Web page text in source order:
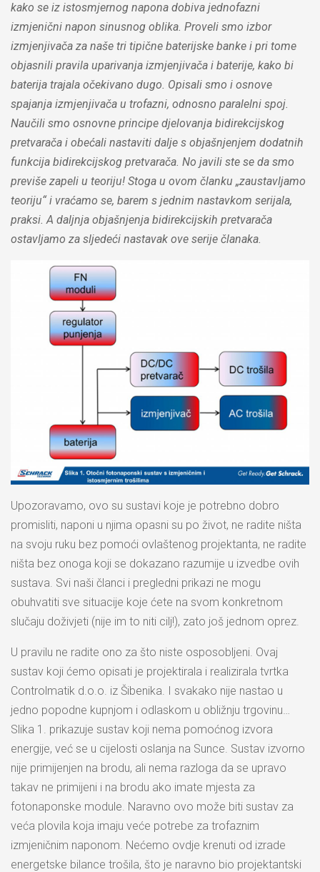
kako se iz istosmjernog napona dobiva jednofazni
izmjenični napon sinusnog oblika. Proveli smo izbor
izmjenjivača za naše tri tipične baterijske banke i pri tome
objasnili pravila uparivanja izmjenjivača i baterije, kako bi
baterija trajala očekivano dugo. Opisali smo i osnove
spajanja izmjenjivača u trofazni, odnosno paralelni spoj.
Naučili smo osnovne principe djelovanja bidirekcijskog
pretvarača i obećali nastaviti dalje s objašnjenjem dodatnih
funkcija bidirekcijskog pretvarača. No javili ste se da smo
previše zapeli u teoriju! Stoga u ovom članku „zaustavljamo
teoriju“ i vraćamo se, barem s jednim nastavkom serijala,
praksi. A daljnja objašnjenja bidirekcijskih pretvarača
ostavljamo za sljedeći nastavak ove serije članaka.
Upozoravamo, ovo su sustavi koje je potrebno dobro
promisliti, naponi u njima opasni su po život, ne radite ništa
na svoju ruku bez pomoći ovlaštenog projektanta, ne radite
ništa bez onoga koji se dokazano razumije u izvedbe ovih
sustava. Svi naši članci i pregledni prikazi ne mogu
obuhvatiti sve situacije koje ćete na svom konkretnom
slučaju doživjeti (nije im to niti cilj!), zato još jednom oprez.
U pravilu ne radite ono za što niste osposobljeni. Ovaj
sustav koji ćemo opisati je projektirala i realizirala tvrtka
Controlmatik d.o.o. iz Šibenika. I svakako nije nastao u
jedno popodne kupnjom i odlaskom u obližnju trgovinu…
Slika 1. prikazuje sustav koji nema pomoćnog izvora
energije, već se u cijelosti oslanja na Sunce. Sustav izvorno
nije primijenjen na brodu, ali nema razloga da se upravo
takav ne primijeni i na brodu ako imate mjesta za
fotonaponske module. Naravno ovo može biti sustav za
veća plovila koja imaju veće potrebe za trofaznim
izmjeničnim naponom. Nećemo ovdje krenuti od izrade
energetske bilance trošila, što je naravno bio projektantski